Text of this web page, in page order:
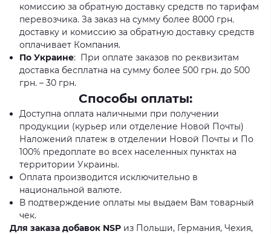
комиссию за обратную доставку средств по тарифам
перевозчика. За заказ на сумму более 8000 грн.
доставку и комиссию за обратную доставку средств
оплачивает Компания.
По Украине: При оплате заказов по реквизитам
доставка бесплатна на сумму более 500 грн. до 500
грн. – 30 грн.
Способы оплаты:
Доступна оплата наличными при получении
продукции (курьер или отделение Новой Почты)
Наложений платеж в отделении Новой Почты и По
100% предоплате во всех населенных пунктах на
территории Украины.
Оплата производится исключительно в
национальной валюте.
В подтверждение оплаты мы выдаем Вам товарный
чек.
Для заказа добавок NSP из Польши, Германия, Чехия,